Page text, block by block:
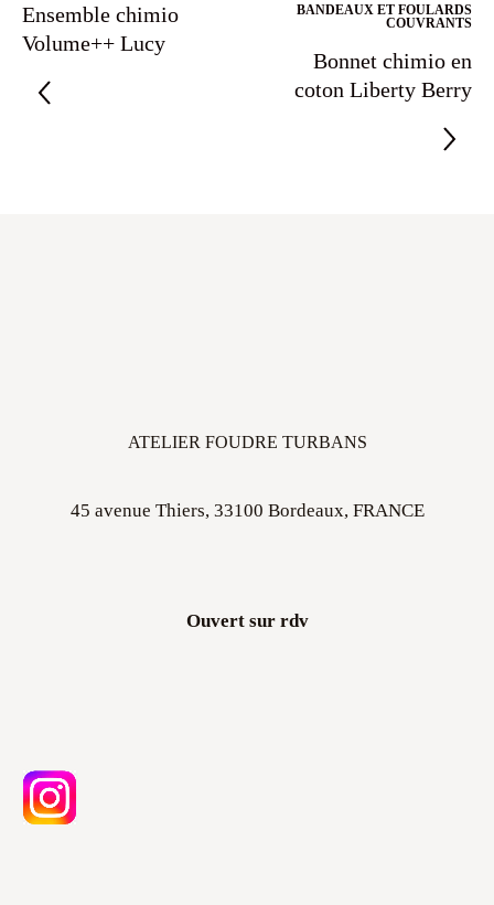
Ensemble chimio
Volume++ Lucy
BANDEAUX ET FOULARDS
COUVRANTS
Bonnet chimio en
coton Liberty Berry
ATELIER FOUDRE TURBANS
45 avenue Thiers, 33100 Bordeaux, FRANCE
Ouvert sur rdv